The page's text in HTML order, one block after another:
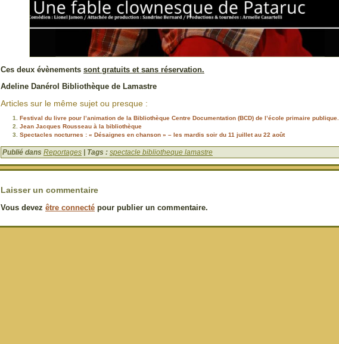
Ces deux évènements sont gratuits et sans réservation.
Adeline Danérol Bibliothèque de Lamastre
Articles sur le même sujet ou presque :
Festival du livre pour l’animation de la Bibliothèque Centre Documentation (BCD) de l’école primaire publique.
Jean Jacques Rousseau à la bibliothèque
Spectacles nocturnes : « Désaignes en chanson » – les mardis soir du 11 juillet au 22 août
Publié dans Reportages | Tags : spectacle bibliotheque lamastre
Laisser un commentaire
Vous devez être connecté pour publier un commentaire.